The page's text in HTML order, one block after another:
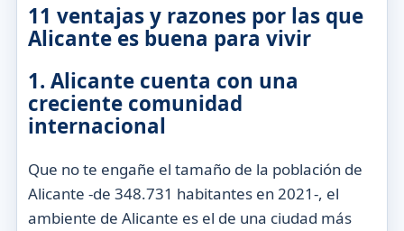
11 ventajas y razones por las que
Alicante es buena para vivir
1. Alicante cuenta con una
creciente comunidad
internacional
Que no te engañe el tamaño de la población de
Alicante -de 348.731 habitantes en 2021-, el
ambiente de Alicante es el de una ciudad más